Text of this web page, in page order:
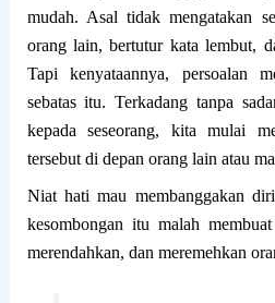
mudah. Asal tidak mengatakan
orang lain, bertutur kata lembut,
Tapi kenyataannya, persoalan
sebatas itu. Terkadang tanpa
kepada seseorang, kita mulai
tersebut di depan orang lain atau
Niat hati mau membanggakan
kesombongan itu malah
merendahkan, dan meremehkan